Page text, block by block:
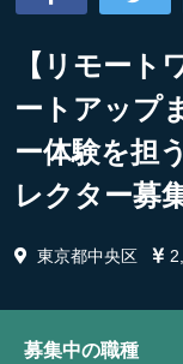
【リモート
ートアップ
ー体験を担
レクター募
東京都中央区
募集中の職種